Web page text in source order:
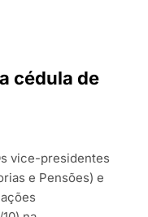
cédula de
vice-presidentes
e Pensões) e